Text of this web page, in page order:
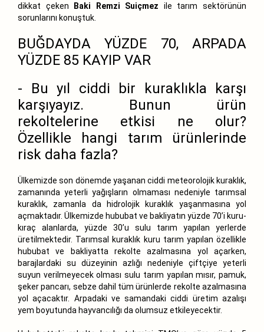
dikkat çeken
Baki Remzi Suiçmez ile tarım sektörünün
sorunlarını konuştuk.
BUĞDAYDA YÜZDE 70, ARPADA
YÜZDE 85 KAYIP VAR
- Bu yıl ciddi bir kuraklıkla karşı
karşıyayız. Bunun ürün
rekoltelerine etkisi ne olur?
Özellikle hangi tarım ürünlerinde
risk daha fazla?
Ülkemizde son dönemde yaşanan ciddi meteorolojik kuraklık,
zamanında yeterli yağışların olmaması nedeniyle tarımsal
kuraklık, zamanla da hidrolojik kuraklık yaşanmasına yol
açmaktadır. Ülkemizde hububat ve bakliyatın yüzde 70’i kuru-
kıraç alanlarda, yüzde 30’u sulu tarım yapılan yerlerde
üretilmektedir. Tarımsal kuraklık kuru tarım yapılan özellikle
hububat ve bakliyatta rekolte azalmasına yol açarken,
barajlardaki su düzeyinin azlığı nedeniyle çiftçiye yeterli
suyun verilmeyecek olması sulu tarım yapılan mısır, pamuk,
şeker pancarı, sebze dahil tüm ürünlerde rekolte azalmasına
yol açacaktır. Arpadaki ve samandaki ciddi üretim azalışı
yem boyutunda hayvancılığı da olumsuz etkileyecektir.